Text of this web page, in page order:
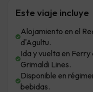
Este viaje incluye
Alojamiento en el
d'Agultu.
Ida y vuelta en
Grimaldi Lines.
Disponible en
bebidas.